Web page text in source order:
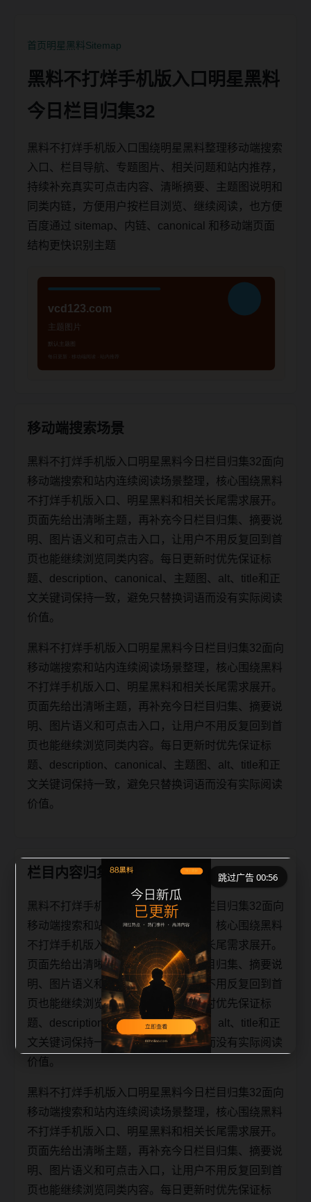
首页明星黑料Sitemap
黑料不打烊手机版入口明星黑料
今日栏目归集32
黑料不打烊手机版入口围绕明星黑料整理移动端搜索
入口、栏目导航、专题图片、相关问题和站内推荐，
持续补充真实可点击内容、清晰摘要、主题图说明和
同类内链，方便用户按栏目浏览、继续阅读，也方便
百度通过 sitemap、内链、canonical 和移动端页面
结构更快识别主题
移动端搜索场景
黑料不打烊手机版入口明星黑料今日栏目归集32面向
移动端搜索和站内连续阅读场景整理，核心围绕黑料
不打烊手机版入口、明星黑料和相关长尾需求展开。
页面先给出清晰主题，再补充今日栏目归集、摘要说
明、图片语义和可点击入口，让用户不用反复回到首
页也能继续浏览同类内容。每日更新时优先保证标
题、description、canonical、主题图、alt、title和正
文关键词保持一致，避免只替换词语而没有实际阅读
价值。
黑料不打烊手机版入口明星黑料今日栏目归集32面向
移动端搜索和站内连续阅读场景整理，核心围绕黑料
不打烊手机版入口、明星黑料和相关长尾需求展开。
页面先给出清晰主题，再补充今日栏目归集、摘要说
明、图片语义和可点击入口，让用户不用反复回到首
页也能继续浏览同类内容。每日更新时优先保证标
题、description、canonical、主题图、alt、title和正
文关键词保持一致，避免只替换词语而没有实际阅读
价值。
栏目内容归集
黑料不打烊手机版入口明星黑料今日栏目归集32面向
移动端搜索和站内连续阅读场景整理，核心围绕黑料
不打烊手机版入口、明星黑料和相关长尾需求展开。
页面先给出清晰主题，再补充今日栏目归集、摘要说
明、图片语义和可点击入口，让用户不用反复回到首
页也能继续浏览同类内容。每日更新时优先保证标
题、description、canonical、主题图、alt、title和正
文关键词保持一致，避免只替换词语而没有实际阅读
价值。
黑料不打烊手机版入口明星黑料今日栏目归集32面向
移动端搜索和站内连续阅读场景整理，核心围绕黑料
不打烊手机版入口、明星黑料和相关长尾需求展开。
页面先给出清晰主题，再补充今日栏目归集、摘要说
明、图片语义和可点击入口，让用户不用反复回到首
页也能继续浏览同类内容。每日更新时优先保证标
跳过广告 00:56